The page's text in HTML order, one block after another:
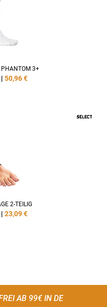
PHANTOM 3+
| 50,96€
2-TEILIG
| 23,09€
AB 99€ IN DE